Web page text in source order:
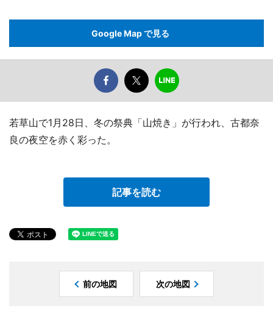
Google Map で見る
若草山で1月28日、冬の祭典「山焼き」が行われ、古都奈
良の夜空を赤く彩った。
記事を読む
前の地図 次の地図